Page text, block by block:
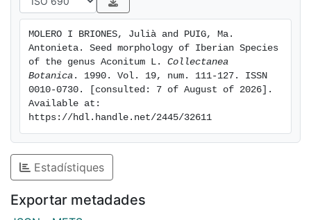
geogràficament, d'una mateixa especie o subspècie,
meridional. Es conclou que aquest polimorfisme és
una manifestado mes de la plasticitat fenotípica del
genere, particularment intensa en les especies
colonitzadores d'àmplia valencia ecológica (A.
napellus, s.l.; A. vulparia, s.l.), possiblement
conseqiiència de la deriva genética de les poblacions.
MOLERO I BRIONES, Julià and PUIG, Ma.
Antonieta. Seed morphology of Iberian Species
of the genus Aconitum L. Collectanea
Botanica . 1990. Vol. 19, num. 111-127. ISSN
0010-0730. [consulted: 7 of August of 2026].
Available at:
https://hdl.handle.net/2445/32611
Estadístiques
Exportar metadades